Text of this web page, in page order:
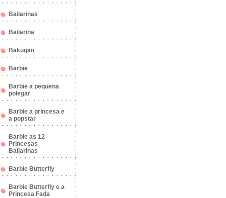
Bailarinas
Bailarina
Bakugan
Barbie
Barbie a pequena
polegar
Barbie a princesa e
a popstar
Barbie as 12
Princesas
Bailarinas
Barbie Butterfly
Barbie Butterfly e a
Princesa Fada